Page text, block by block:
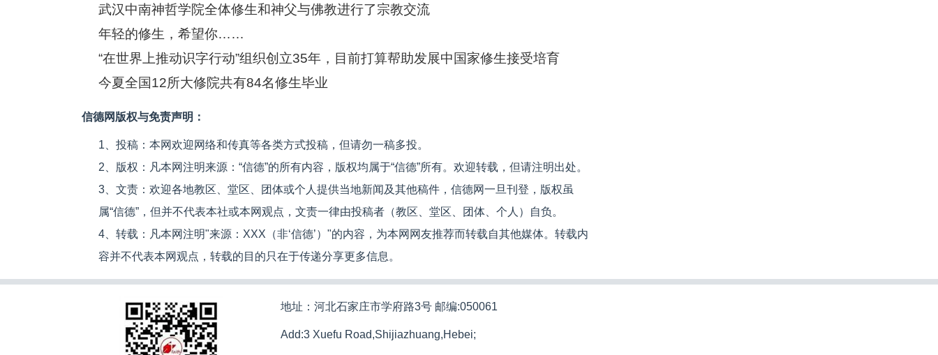
武汉中南神哲学院全体修生和神父与佛教进行了宗教交流
年轻的修生，希望你……
“在世界上推动识字行动”组织创立35年，目前打算帮助发展中国家修生接受培育
今夏全国12所大修院共有84名修生毕业
信德网版权与免责声明：
1、投稿：本网欢迎网络和传真等各类方式投稿，但请勿一稿多投。
2、版权：凡本网注明来源：“信德”的所有内容，版权均属于“信德”所有。欢迎转载，但请注明出处。
3、文责：欢迎各地教区、堂区、团体或个人提供当地新闻及其他稿件，信德网一旦刊登，版权虽
属“信德”，但并不代表本社或本网观点，文责一律由投稿者（教区、堂区、团体、个人）自负。
4、转载：凡本网注明"来源：XXX（非‘信德’）"的内容，为本网网友推荐而转载自其他媒体。转载内
容并不代表本网观点，转载的目的只在于传递分享更多信息。
地址：河北石家庄市学府路3号 邮编:050061
Add:3 Xuefu Road,Shijiazhuang,Hebei;